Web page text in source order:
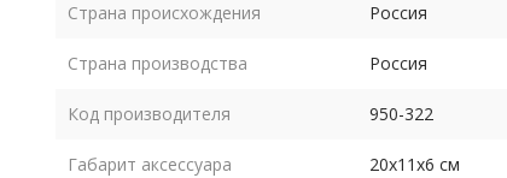
Страна происхождения Россия
Страна производства Россия
Код производителя 950-322
Габарит аксессуара 20х11х6 см